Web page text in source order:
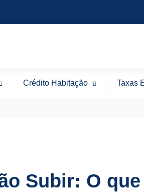
Crédito Habitação Taxas
Subir: O